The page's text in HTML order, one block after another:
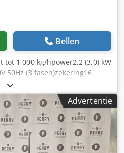
Bellen
tot 1 000 kg/hpower2,2 (3,0) kW
50Hz (3 fasen)zekering16
mm breedte520 mm
statief1 530 mm insteek-
gewicht (zonder / met
/ AISI
mm geschikt voor een front-
met een snijscherm9 mm.
Advertentie